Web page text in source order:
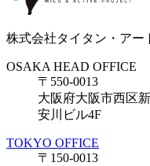
株式会社タイタン・アー
OSAKA HEAD OFFICE
〒550-0013
大阪府大阪市西区
安川ビル4F
TOKYO OFFICE
〒150-0013